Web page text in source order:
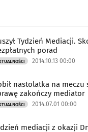
Tydzień Mediacji.
porad
2014.10.13 00:00
nastolatka na meczu
zakończy mediator
2014.07.01 00:00
mediacji z okazji